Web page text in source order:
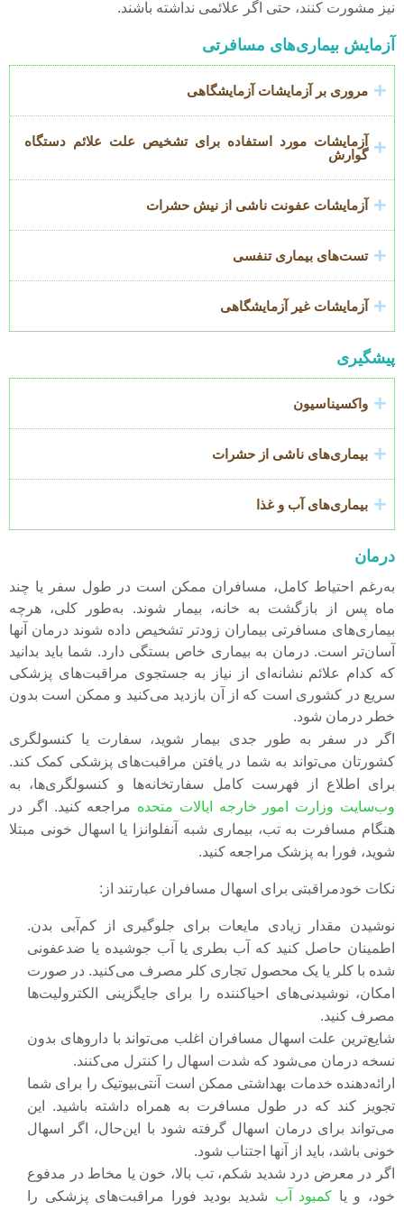
نیز مشورت کنند، حتی اگر علائمی نداشته باشند.
Accordion
عنوان
آزمایش بیماری‌های مسافرتی
مروری بر آزمایشات آزمایشگاهی
آزمایشات مورد استفاده برای تشخیص علت علائم دستگاه
گوارش
آزمایشات عفونت ناشی از نیش حشرات
تست‌های بیماری تنفسی
آزمایشات غیر آزمایشگاهی
Accordion
عنوان
پیشگیری
واکسیناسیون
بیماری‌های ناشی از حشرات
بیماری‌های آب و غذا
درمان
به‌رغم احتیاط کامل، مسافران ممکن است در طول سفر یا چند
ماه پس از بازگشت به خانه، بیمار شوند. به‌طور کلی، هرچه
بیماری‌های مسافرتی بیماران زودتر تشخیص داده شوند درمان آنها
آسان‌تر است. درمان به بیماری خاص بستگی دارد. شما باید بدانید
که کدام علائم نشانه‌ای از نیاز به جستجوی مراقبت‌های پزشکی
سریع در کشوری است که از آن بازدید می‌کنید و ممکن است بدون
خطر درمان شود.
اگر در سفر به طور جدی بیمار شوید، سفارت یا کنسولگری
کشورتان می‌تواند به شما در یافتن مراقبت‌های پزشکی کمک کند.
برای اطلاع از فهرست کامل سفارتخانه‌ها و کنسولگری‌ها، به
وب‌سایت وزارت امور خارجه ایالات متحده مراجعه کنید. اگر در
هنگام مسافرت به تب، بیماری شبه آنفلوانزا یا اسهال خونی مبتلا
شوید، فورا به پزشک مراجعه کنید.
نکات خودمراقبتی برای اسهال مسافران عبارتند از:
نوشیدن مقدار زیادی مایعات برای جلوگیری از کم‌آبی بدن.
اطمینان حاصل کنید که آب بطری یا آب جوشیده یا ضدعفونی
شده با کلر یا یک محصول تجاری کلر مصرف می‌کنید. در صورت
امکان، نوشیدنی‌های احیاکننده را برای جایگزینی الکترولیت‌ها
مصرف کنید.
شایع‌ترین علت اسهال مسافران اغلب می‌تواند با داروهای بدون
نسخه درمان می‌شود که شدت اسهال را کنترل می‌کنند.
ارائه‌دهنده خدمات بهداشتی ممکن است آنتی‌بیوتیک را برای شما
تجویز کند که در طول مسافرت به همراه داشته باشید. این
می‌تواند برای درمان اسهال گرفته شود با این‌حال، اگر اسهال
خونی باشد، باید از آنها اجتناب شود.
اگر در معرض درد شدید شکم، تب بالا، خون یا مخاط در مدفوع
خود، و یا کمبود آب شدید بودید فورا مراقبت‌های پزشکی را